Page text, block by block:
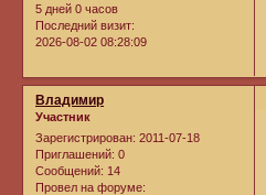
5 дней 0 часов
Последний визит:
2026-08-02 08:28:09
Владимир
Участник
Зарегистрирован: 2011-07-18
Приглашений: 0
Сообщений: 14
Провел на форуме: